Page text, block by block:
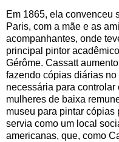
Em 1865, ela convenceu
Paris, com a mãe e as
acompanhantes, onde
principal pintor
Gérôme. Cassatt
fazendo cópias diárias
necessária para
mulheres de baixa
museu para pintar cópias
servia como um local
americanas, que, como